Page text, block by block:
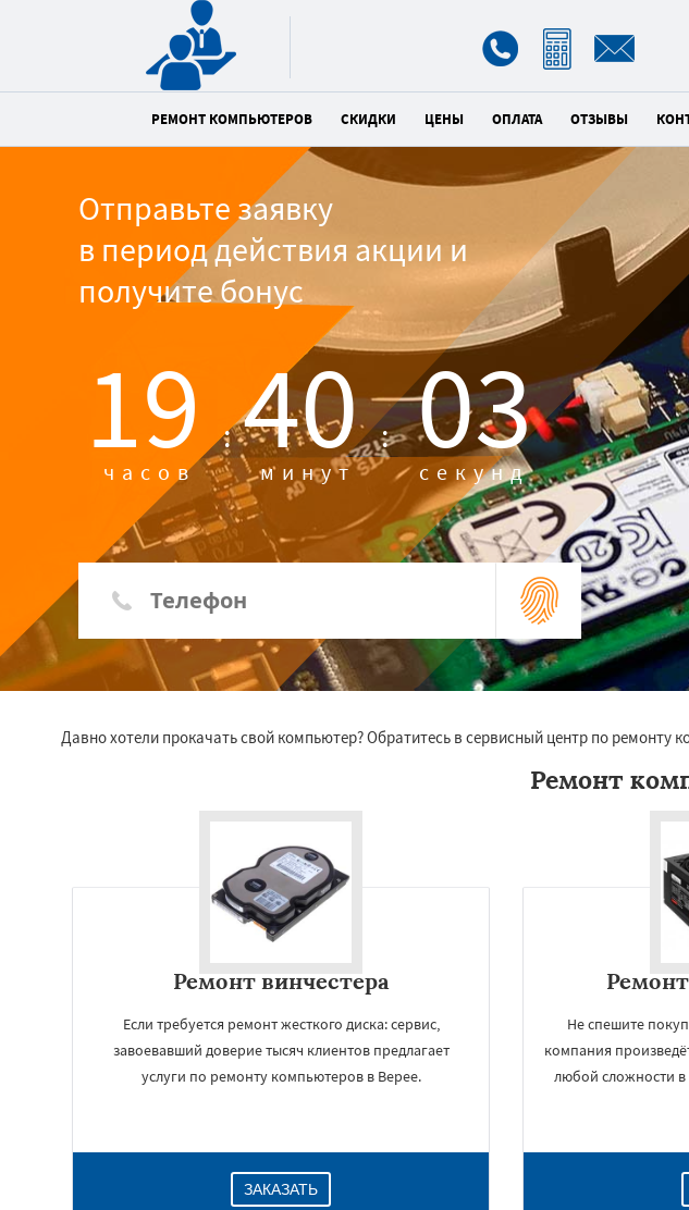
РЕМОНТ КОМПЬЮТЕРОВ СКИДКИ ЦЕНЫ ОПЛАТА ОТЗЫВЫ
Отправьте заявку
в период действия акции и
получите бонус
19 :
часов 40 :
минут 02
секунд
Давно хотели прокачать свой компьютер? Обратитесь в сервисный центр по
Ремонт
Ремонт винчестера
Если требуется ремонт жесткого диска: сервис,
завоевавший доверие тысяч клиентов предлагает
услуги по ремонту компьютеров в Верее.
ЗАКАЗАТЬ
Не спешите
компания
любой сложности в